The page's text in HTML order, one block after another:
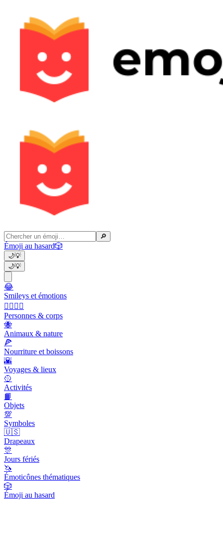
🔎
Émoji au hasard🎲
🌙💡
🌙💡
😂
Smileys et émotions
👩‍❤️‍💋‍👨
Personnes & corps
🐝
Animaux & nature
🍕
Nourriture et boissons
🌇
Voyages & lieux
🥎
Activités
📙
Objets
💯
Symboles
🇺🇸
Drapeaux
🎊
Jours fériés
🦄
Émoticônes thématiques
🎲
Émoji au hasard